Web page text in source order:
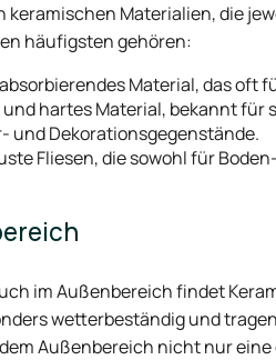
keramischen Materialien, die
häufigsten gehören:
Material, das oft
und hartes Material, bekannt
und Dekorationsgegenstände.
Fliesen, die sowohl für
im Außenbereich findet
wetterbeständig und
Außenbereich nicht nur